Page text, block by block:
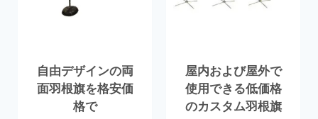
自由デザインの両
面羽根旗を格安価
格で
屋内および屋外で
使用できる低価格
のカスタム羽根旗